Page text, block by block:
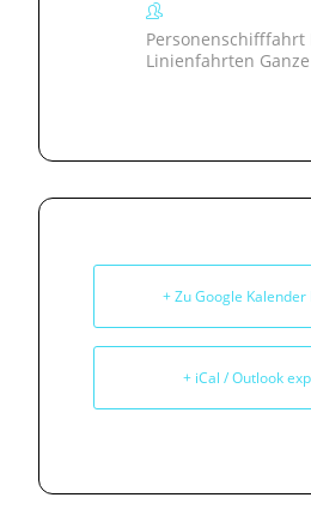
Personenschifffahrt
Linienfahrten
+ Zu Google
+ iCal / Outlook